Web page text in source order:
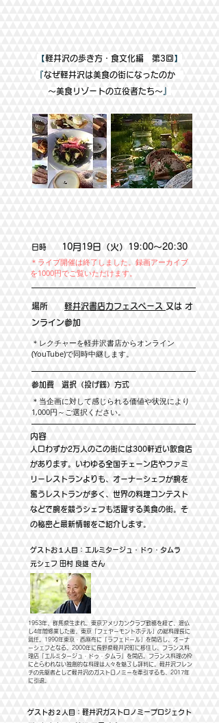
【軽井沢の歩き方・食文化編 第3回】
『なぜ軽井沢は美食の街になったのか
～美食リゾートの立役者たち～
日時 10月19日（火）19:00～20:30
場所 軽井沢書店カフェスペース 又は オ
ンライン参加
​＊レクチャーを軽井沢書店からオンライン
(YouTube)で同時中継します。
参加費 選択（投げ銭）方式
​＊当企画に対して感じられる価値や状況により
1,000円～ ご選択ください。
内容
人口わずか2万人のこの街には300軒近い飲食店
があります。いわゆる全国チェーン店やファミ
リーレストランよりも、オーナーシェフが腕を
奮うレストランが多く、世界の料理コンテスト
などで腕を競うシェフも活躍する美食の街。そ
の秘密と最新情報をご紹介します。
​＊ライブ開催は終了しました。録画アーカイブ
を1000円でご覧いただけます。
ゲストお１人目：エルミタージュ・ドゥ・タムラ
元シェフ 田村 良雄 さん
1953年、群馬県生まれ。東京アメリカンクラブ勤務を経て、渡仏
し4年間修業した後、東京「フェヤーモントホテル」の総料理長に
就任。1990年東京・西麻布に「ラフェドール」を開店し、オーナ
ーシェフとなる。2000年に長野県軽井沢町に移住し、フランス料
理店「エルミタージュ・ドゥ・タムラ」を開店。フランス料理の枠
にとらわれない独創的な料理は人々を魅了し評判に。軽井沢フレン
チの先駆者として軽井沢のガストロノミーを牽引するも、2017年
に引退。
ゲストお２人目：軽井沢ガストロノミープロジェクト